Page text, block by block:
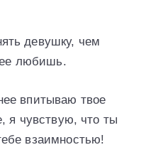
девушку, чем
ее любишь.
впитываю твое
я чувствую, что ты
взаимностью!